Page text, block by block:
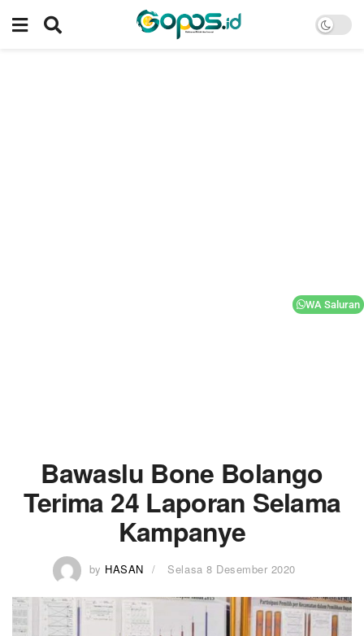
Bawaslu Bone Bolango
Terima 24 Laporan Selama
Kampanye
by HASAN Selasa 8 Desember 2020
WA Saluran